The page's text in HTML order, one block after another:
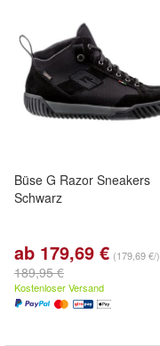
Büse G Razor Sneakers
Schwarz
ab 179,69 € (179,69 €/)
189,95 €
Kostenloser Versand